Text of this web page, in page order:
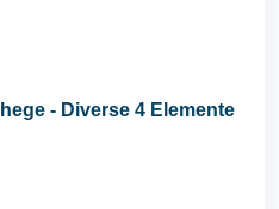
- Diverse 4 Elemente